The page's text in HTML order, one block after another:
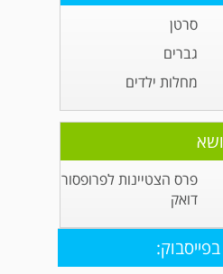
סרטן
גברים
מחלות ילדים
פרס הצטיינות לפרופסור
דואק